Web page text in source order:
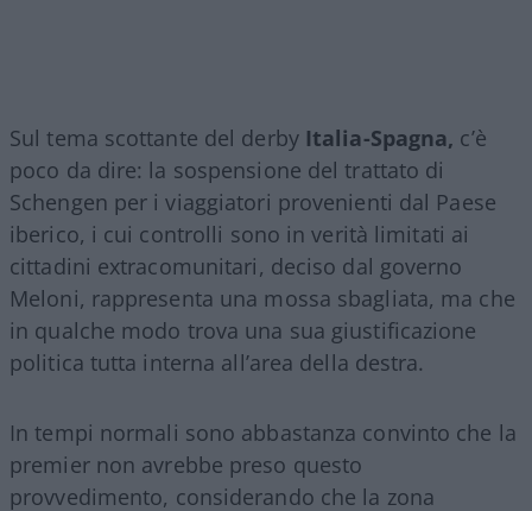
Sul tema scottante del derbyItalia-Spagna, c’è
poco da dire: la sospensione del trattato di
Schengen per i viaggiatori provenienti dal Paese
iberico, i cui controlli sono in verità limitati ai
cittadini extracomunitari, deciso dal governo
Meloni, rappresenta una mossa sbagliata, ma che
in qualche modo trova una sua giustificazione
politica tutta interna all’area della destra.
In tempi normali sono abbastanza convinto che la
premier non avrebbe preso questo
provvedimento, considerando che la zona